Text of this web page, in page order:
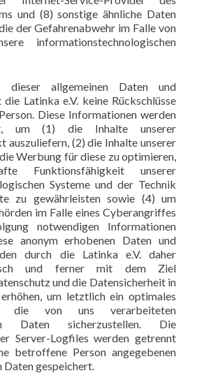
und (8) sonstige ähnliche Daten
der Gefahrenabwehr im Falle von
informationstechnologischen
allgemeinen Daten und
Latinka e.V. keine Rückschlüsse
Diese Informationen werden
um (1) die Inhalte unserer
auszuliefern, (2) die Inhalte unserer
Werbung für diese zu optimieren,
Funktionsfähigkeit unserer
Systeme und der Technik
zu gewährleisten sowie (4) um
im Falle eines Cyberangriffes
notwendigen Informationen
anonym erhobenen Daten und
durch die Latinka e.V. daher
und ferner mit dem Ziel
und die Datensicherheit in
um letztlich ein optimales
die von uns verarbeiteten
Daten sicherzustellen. Die
Server-Logfiles werden getrennt
betroffene Person angegebenen
Daten gespeichert.